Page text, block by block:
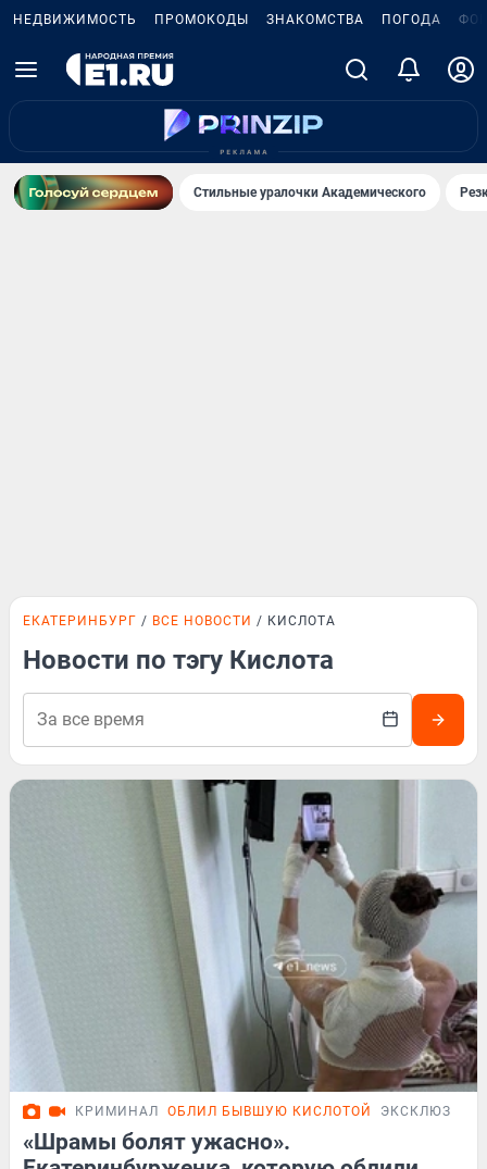
НЕДВИЖИМОСТЬ ПРОМОКОДЫ ЗНАКОМСТВА ПОГОДА
Стильные уралочки Академического
ЕКАТЕРИНБУРГ ВСЕ НОВОСТИ КИСЛОТА
Новости по тэгу Кислота
КРИМИНАЛ ОБЛИЛ БЫВШУЮ КИСЛОТОЙ ЭКСКЛЮЗИВ
«Шрамы болят ужасно».